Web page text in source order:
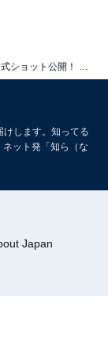
します。知ってる
ット発「知ら（な
Japan